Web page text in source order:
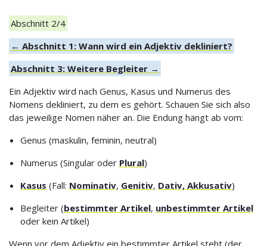
Abschnitt 2/4
← Abschnitt 1: Wann wird ein Adjektiv dekliniert?
Abschnitt 3: Weitere Begleiter →
Ein Adjektiv wird nach Genus, Kasus und Numerus des
Nomens dekliniert, zu dem es gehört. Schauen Sie sich also
das jeweilige Nomen näher an. Die Endung hängt ab vom:
Genus (maskulin, feminin, neutral)
Numerus (Singular oder Plural)
Kasus (Fall: Nominativ, Genitiv, Dativ, Akkusativ)
Begleiter (bestimmter Artikel, unbestimmter Artikel
oder kein Artikel)
Wenn vor dem Adjektiv ein bestimmter Artikel steht (der,